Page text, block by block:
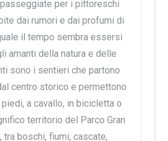
per i pittoreschi
dai rumori e dai profumi di
il tempo sembra essersi
amanti della natura e delle
sono i sentieri che partono
centro storico e permettono
a cavallo, in bicicletta o
territorio del Parco Gran
tra boschi, fiumi, cascate,